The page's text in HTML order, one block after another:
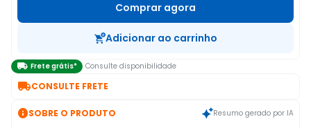
Comprar agora
Adicionar ao carrinho
 Frete grátis* Consulte disponibilidade
CONSULTE FRETE
SOBRE O PRODUTO Resumo gerado por IA